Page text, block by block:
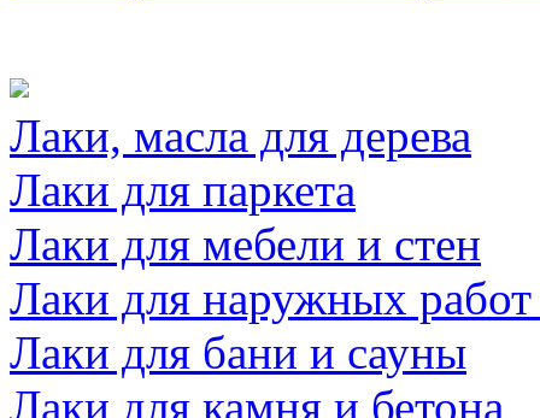
Лаки, масла для дерева
Лаки для паркета
Лаки для мебели и стен
Лаки для наружных
Лаки для бани и сауны
Лаки для камня и бетона